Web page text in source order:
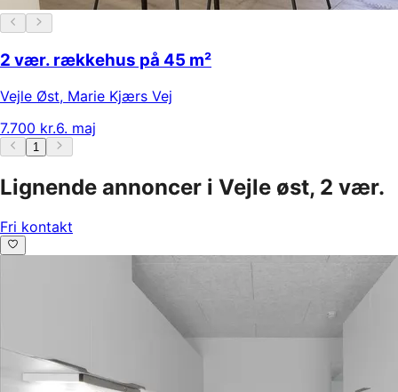
2 vær. rækkehus på 45 m²
Vejle Øst, Marie Kjærs Vej
7.700 kr.6. maj
1
Lignende annoncer i Vejle øst, 2 vær.
Fri kontakt